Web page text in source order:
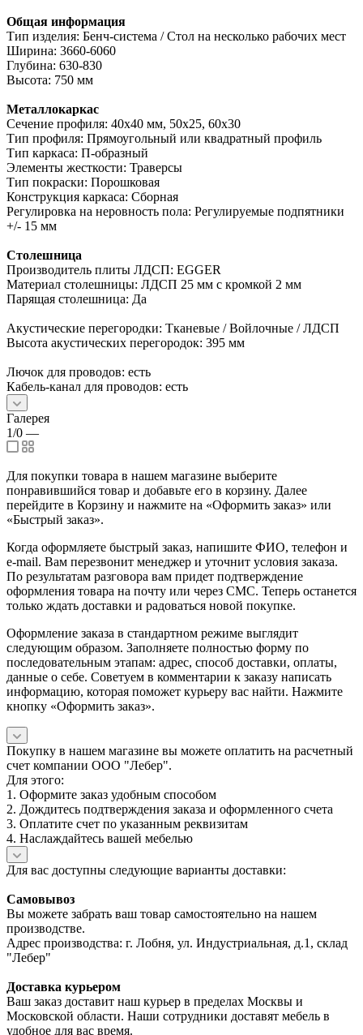
Общая информация
Тип изделия: Бенч-система / Стол на несколько рабочих мест
Ширина: 3660-6060
Глубина: 630-830
Высота: 750 мм
Металлокаркас
Сечение профиля: 40х40 мм, 50х25, 60х30
Тип профиля: Прямоугольный или квадратный профиль
Тип каркаса: П-образный
Элементы жесткости: Траверсы
Тип покраски: Порошковая
Конструкция каркаса: Сборная
Регулировка на неровность пола: Регулируемые подпятники
+/- 15 мм
Столешница
Производитель плиты ЛДСП: EGGER
Материал столешницы: ЛДСП 25 мм с кромкой 2 мм
Парящая столешница: Да
Акустические перегородки: Тканевые / Войлочные / ЛДСП
Высота акустических перегородок: 395 мм
Лючок для проводов: есть
Кабель-канал для проводов: есть
Галерея
1/0 —
Для покупки товара в нашем магазине выберите
понравившийся товар и добавьте его в корзину. Далее
перейдите в Корзину и нажмите на «Оформить заказ» или
«Быстрый заказ».
Когда оформляете быстрый заказ, напишите ФИО, телефон и
e-mail. Вам перезвонит менеджер и уточнит условия заказа.
По результатам разговора вам придет подтверждение
оформления товара на почту или через СМС. Теперь останется
только ждать доставки и радоваться новой покупке.
Оформление заказа в стандартном режиме выглядит
следующим образом. Заполняете полностью форму по
последовательным этапам: адрес, способ доставки, оплаты,
данные о себе. Советуем в комментарии к заказу написать
информацию, которая поможет курьеру вас найти. Нажмите
кнопку «Оформить заказ».
Покупку в нашем магазине вы можете оплатить на расчетный
счет компании ООО "Лебер".
Для этого:
1. Оформите заказ удобным способом
2. Дождитесь подтверждения заказа и оформленного счета
3. Оплатите счет по указанным реквизитам
4. Наслаждайтесь вашей мебелью
Для вас доступны следующие варианты доставки:
Самовывоз
Вы можете забрать ваш товар самостоятельно на нашем
производстве.
Адрес производства: г. Лобня, ул. Индустриальная, д.1, склад
"Лебер"
Доставка курьером
Ваш заказ доставит наш курьер в пределах Москвы и
Московской области. Наши сотрудники доставят мебель в
удобное для вас время.